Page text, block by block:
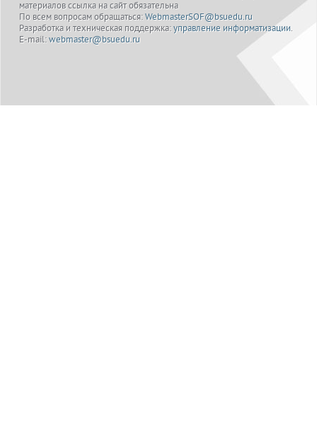
материалов ссылка на сайт обязательна
По всем вопросам обращаться: WebmasterSOF@bsuedu.ru
Разработка и техническая поддержка: управление информатизации.
E-mail: webmaster@bsuedu.ru